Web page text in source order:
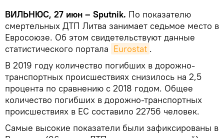
ВИЛЬНЮС, 27 июн – Sputnik. По показателю
смертельных ДТП Литва занимает седьмое место в
Евросоюзе. Об этом свидетельствуют данные
статистического портала Eurostat .
В 2019 году количество погибших в дорожно-
транспортных происшествиях снизилось на 2,5
процента по сравнению с 2018 годом. Общее
количество погибших в дорожно-транспортных
происшествиях в ЕС составило 22756 человек.
Самые высокие показатели были зафиксированы в